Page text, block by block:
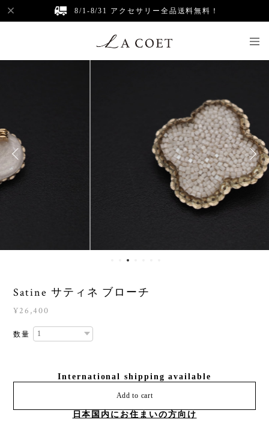
8/1-8/31 アクセサリー全品送料無料！
Satine サティネ ブローチ
¥26,400
数量
International shipping available
Add to cart
日本国内にお住まいの方向け